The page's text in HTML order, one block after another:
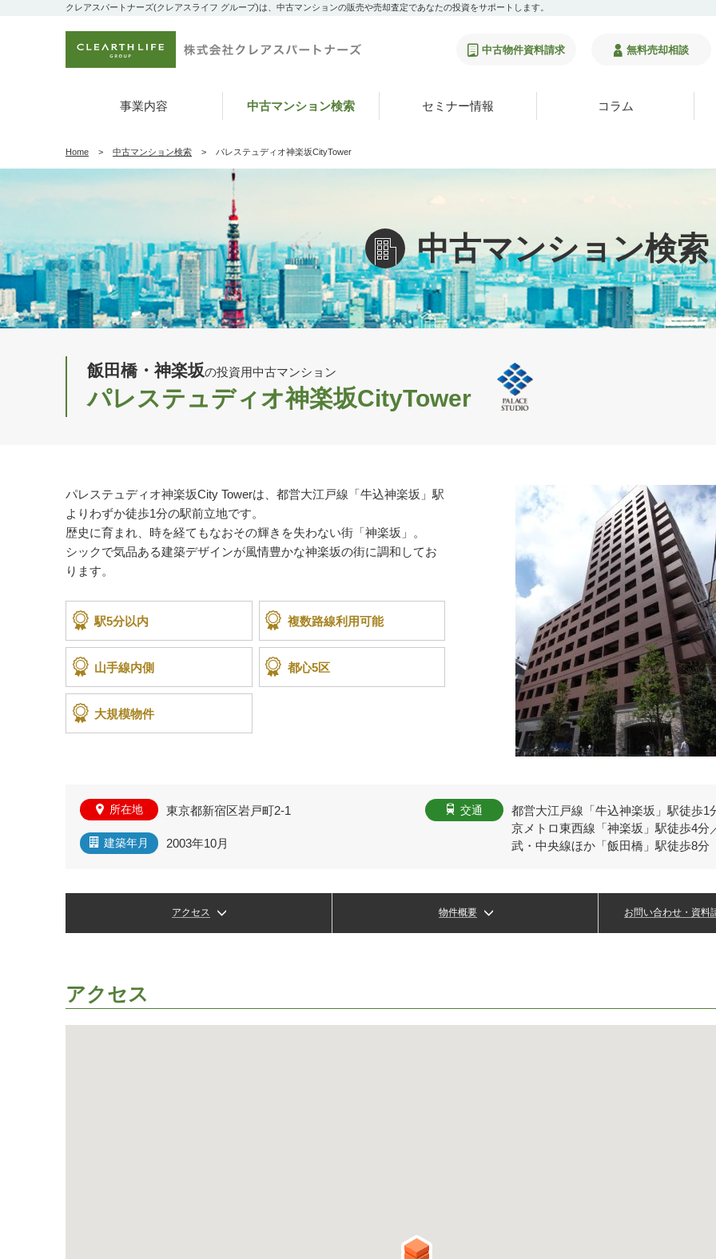
クレアスパートナーズ(クレアスライフ グループ)は、中古マンションの販売や売却査定であなたの投資をサポートします。
中古物件資料請求 無料売却相談
事業内容 中古マンション検索 セミナー情報 コラム
Home 中古マンション検索 パレステュディオ神楽坂CityTower
中古マンション検索
飯田橋・神楽坂の投資用中古マンション
パレステュディオ神楽坂CityTower
パレステュディオ神楽坂City Towerは、都営大江戸線「牛込神楽坂」駅
よりわずか徒歩1分の駅前立地です。
歴史に育まれ、時を経てもなおその輝きを失わない街「神楽坂」。
シックで気品ある建築デザインが風情豊かな神楽坂の街に調和してお
ります。
駅5分以内 複数路線利用可能
山手線内側 都心5区
大規模物件
所在地 東京都新宿区岩戸町2-1
建築年月 2003年10月
交通
都営大江戸線「牛込神楽坂」駅徒歩1
京メトロ東西線「神楽坂」駅徒歩4分
武・中央線ほか「飯田橋」駅徒歩8分
アクセス 物件概要 お問い合わせ・資料
アクセス